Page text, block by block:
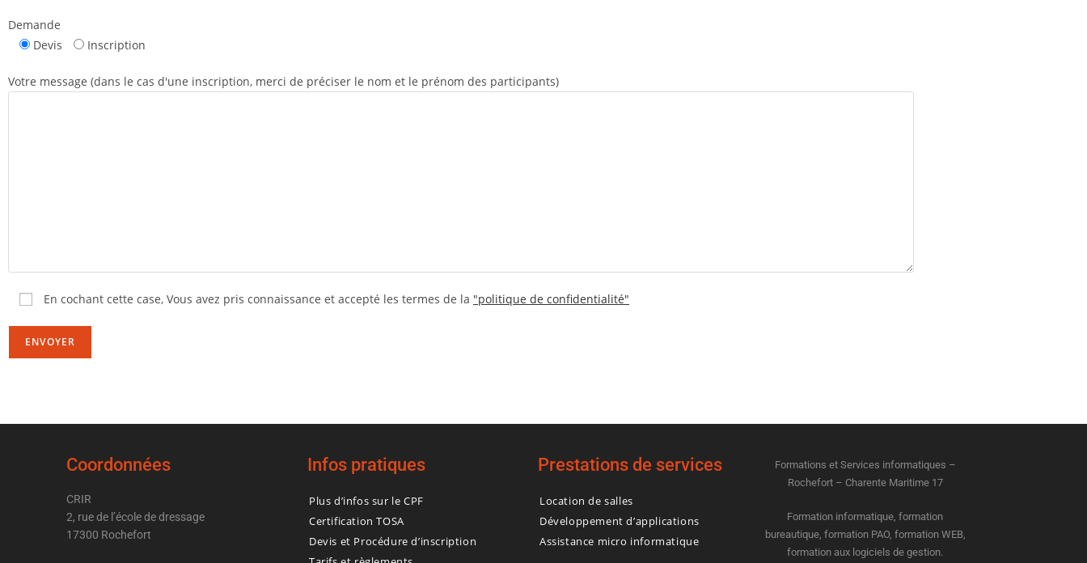
Demande
Devis
Inscription
Votre message (dans le cas d'une inscription, merci de préciser le nom et le prénom des participants)
En cochant cette case, Vous avez pris connaissance et accepté les termes de la "politique de confidentialité"
Coordonnées
CRIR
2, rue de l’école de dressage
17300 Rochefort
Infos pratiques
Plus d’infos sur le CPF
Certification TOSA
Devis et Procédure d’inscription
Prestations de services
Location de salles
Développement d’applications
Assistance micro informatique
Formations et Services informatiques –
Rochefort – Charente Maritime 17
Formation informatique, formation
bureautique, formation PAO, formation WEB,
formation aux logiciels de gestion.